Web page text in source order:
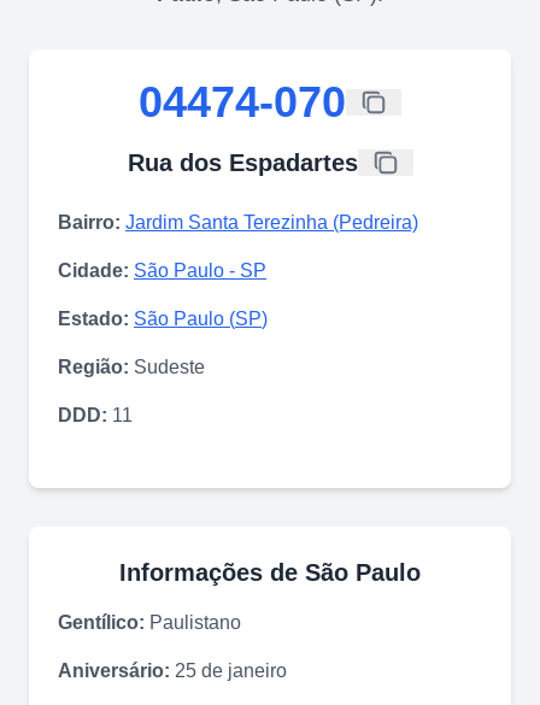
04474-070
Rua dos Espadartes
Bairro: Jardim Santa Terezinha (Pedreira)
Cidade: São Paulo - SP
Estado: São Paulo (SP)
Região: Sudeste
DDD: 11
Informações de São Paulo
Gentílico: Paulistano
Aniversário: 25 de janeiro